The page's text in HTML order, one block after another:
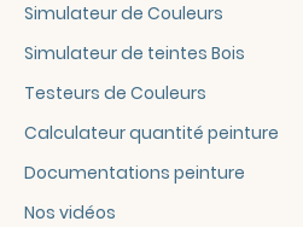
Simulateur de Couleurs
Simulateur de teintes Bois
Testeurs de Couleurs
Calculateur quantité peinture
Documentations peinture
Nos vidéos